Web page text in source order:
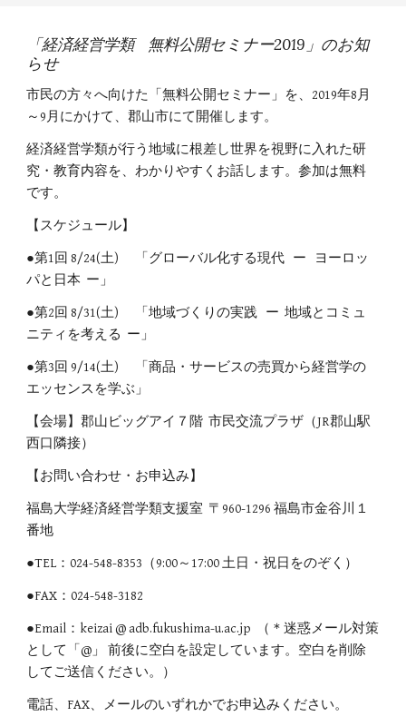
「経済経営学類 無料公開セミナー2019」のお知
らせ
市民の方々へ向けた「無料公開セミナー」を、2019年8月
～9月にかけて、郡山市にて開催します。
経済経営学類が行う地域に根差し世界を視野に入れた研
究・教育内容を、わかりやすくお話します。参加は無料
です。
【スケジュール】
●第1回 8/24(土) 「グローバル化する現代 ー ヨーロッ
パと日本 ー」
●第2回 8/31(土) 「地域づくりの実践 ー 地域とコミュ
ニティを考える ー」
●第3回 9/14(土) 「商品・サービスの売買から経営学の
エッセンスを学ぶ」
【会場】郡山ビッグアイ７階 市民交流プラザ（JR郡山駅
西口隣接）
【お問い合わせ・お申込み】
福島大学経済経営学類支援室 〒960-1296 福島市金谷川１
番地
●TEL：024-548-8353（9:00～17:00 土日・祝日をのぞく）
●FAX：024-548-3182
●Email：keizai @ adb.fukushima-u.ac.jp （＊迷惑メール対策
として「@」 前後に空白を設定しています。空白を削除
してご送信ください。）
電話、FAX、メールのいずれかでお申込みください。